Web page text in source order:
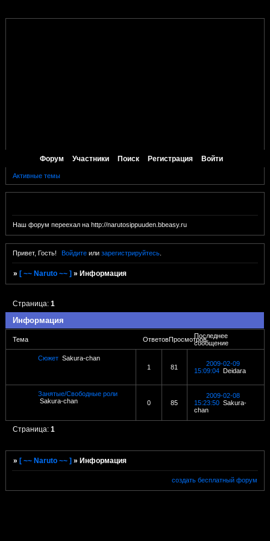
Форум Участники Поиск Регистрация Войти
Активные темы
Наш форум переехал на http://narutosippuuden.bbeasy.ru
Привет, Гость! Войдите илизарегистрируйтесь
» [ ~~ Naruto ~~ ] » Информация
Информация
Страница:1
Тема ОтветовПросмотровПоследнее
сообщение
Сюжет Sakura-chan
1
81
2009-02-09
15:09:04 Deidara
Занятые/Свободные роли
Sakura-chan
0 85
2009-02-08
15:23:50 Sakura-
chan
Страница:1
» [ ~~ Naruto ~~ ] » Информация
создать бесплатный форум